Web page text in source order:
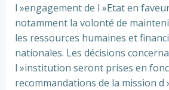
l »engagement de l »Etat en
notamment la volonté de
les ressources humaines et
nationales. Les décisions
l »institution seront prises en
recommandations de la mission d